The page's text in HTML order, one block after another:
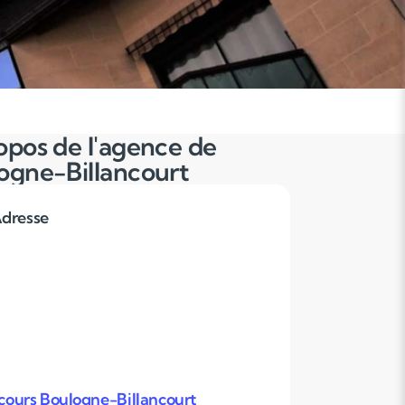
de l'agence de
Billancourt
Boulogne-Billancourt